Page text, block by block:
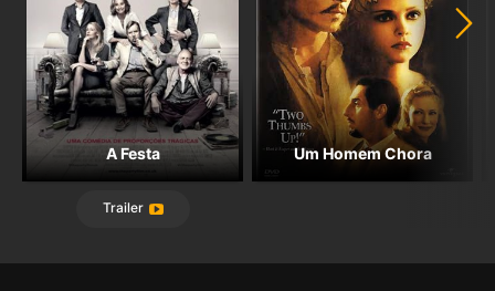
A Festa
Trailer
Um Homem Chora